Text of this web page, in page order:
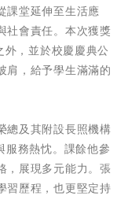
課堂延伸至生活應
社會責任。本次獲獎
，並於校慶慶典公
肩，給予學生滿滿的
總及其附設長照機構
服務熱忱。課餘他參
，展現多元能力。張
習歷程，也更堅定持